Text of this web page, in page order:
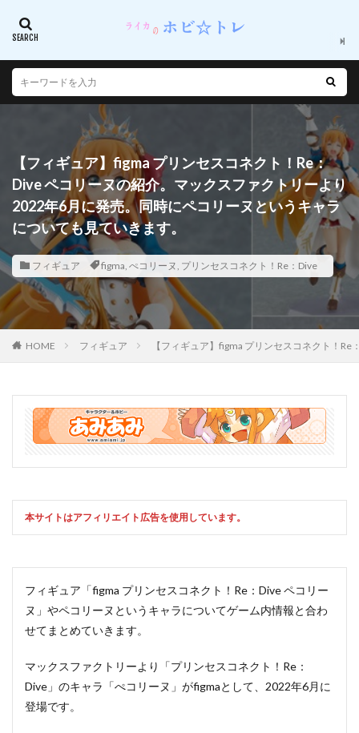
【フィギュア】figma プリンセスコネクト！Re：
Dive ペコリーヌの紹介。マックスファクトリーより
2022年6月に発売。同時にペコリーヌというキャラ
についても見ていきます。
フィギュア figma, ぺコリーヌ, プリンセスコネクト！Re：Dive
HOME フィギュア 【フィギュア】figma プリンセスコネクト！
本サイトはアフィリエイト広告を使用しています。
フィギュア「figma プリンセスコネクト！Re：Dive ペコリー
ヌ」やペコリーヌというキャラについてゲーム内情報と合わ
せてまとめていきます。
マックスファクトリーより「プリンセスコネクト！Re：
Dive」のキャラ「ぺコリーヌ」がfigmaとして、2022年6月に
登場です。